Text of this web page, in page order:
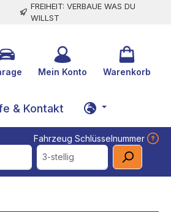
FREIHEIT: VERBAUE WAS DU
WILLST
Mein Konto Warenkorb
& Kontakt
Fahrzeug Schlüsselnummer
3-stellig